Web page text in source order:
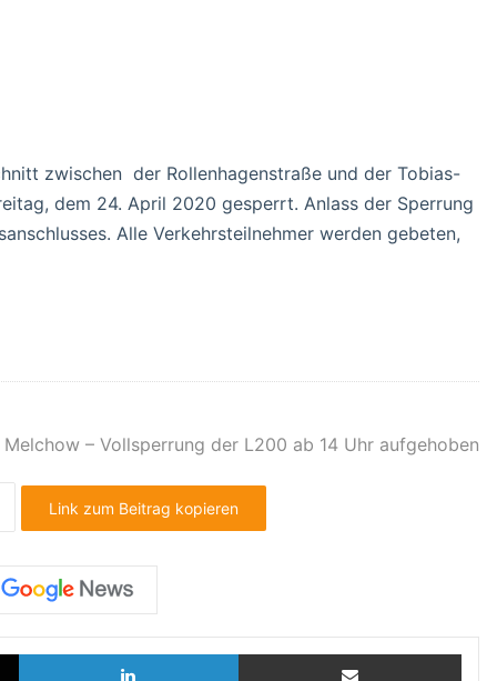
zwischen der Rollenhagenstraße und der Tobias-
dem 24. April 2020 gesperrt. Anlass der Sperrung
Alle Verkehrsteilnehmer werden gebeten,
– Vollsperrung der L200 ab 14 Uhr aufgehoben
Link zum Beitrag kopieren
X LinkedIn Teilen via E-Mail